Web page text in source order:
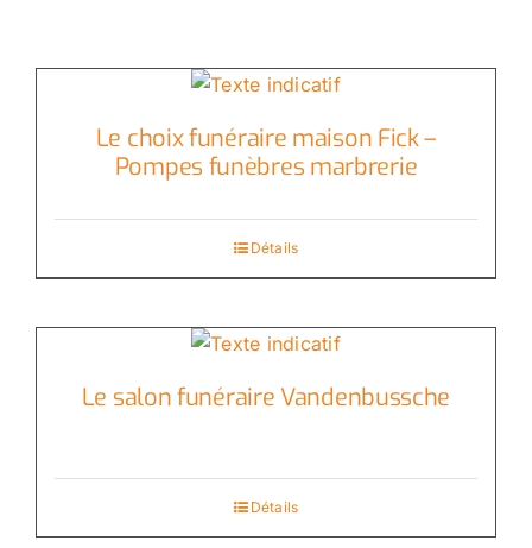
Le choix funéraire maison Fick –
Pompes funèbres marbrerie
Détails
Le salon funéraire Vandenbussche
Détails